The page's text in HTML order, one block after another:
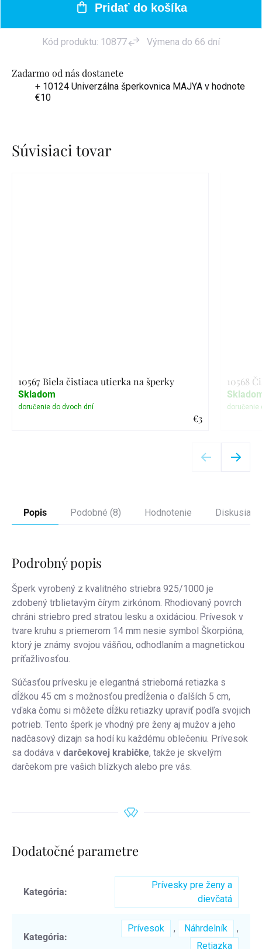
Zadarmo od nás dostanete
+ 10124 Univerzálna šperkovnica MAJYA v hodnote
€10
Pridať do košíka
Kód produktu: 10877 Výmena do 66 dní
Súvisiaci tovar
10567 Biela čistiaca utierka na šperky
€3
Skladom
10568
Popis Podobné (8) Hodnotenie Diskusia
Podrobný popis
Šperk vyrobený z kvalitného striebra 925/1000 je
zdobený trblietavým čírym zirkónom. Rhodiovaný povrch
chráni striebro pred stratou lesku a oxidáciou. Prívesok v
tvare kruhu s priemerom 14 mm nesie symbol Škorpióna,
ktorý je známy svojou vášňou, odhodlaním a magnetickou
príťažlivosťou.
Súčasťou prívesku je elegantná strieborná retiazka s
dĺžkou 45 cm s možnosťou predĺženia o ďalších 5 cm,
vďaka čomu si môžete dĺžku retiazky upraviť podľa svojich
potrieb. Tento šperk je vhodný pre ženy aj mužov a jeho
nadčasový dizajn sa hodí ku každému oblečeniu. Prívesok
sa dodáva v darčekovej krabičke, takže je skvelým
darčekom pre vašich blízkych alebo pre vás.
Dodatočné parametre
Kategória:
Prívesky pre ženy a
dievčatá
Kategória:
Prívesok , Náhrdelník
,
Retiazka